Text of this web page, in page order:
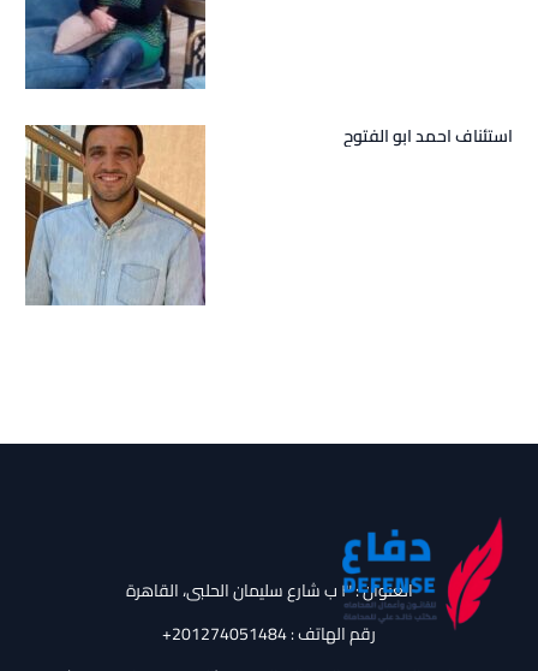
استئناف احمد ابو الفتوح
العنوان : ٣ ب شارع سليمان الحلبى، القاهرة
رقم الهاتف : ‪+201274051484‬